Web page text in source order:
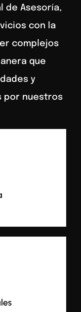
de Asesoría,
con la
complejos
que
y
por nuestros